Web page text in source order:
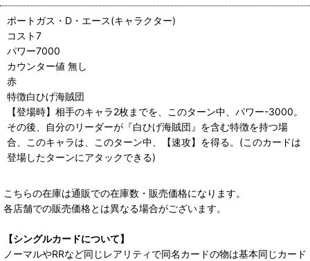
ポートガス・D・エース(キャラクター)
コスト7
パワー7000
カウンター値 無し
赤
特徴白ひげ海賊団
【登場時】相手のキャラ2枚までを、このターン中、パワー-3000。
その後、自分のリーダーが『白ひげ海賊団』を含む特徴を持つ場
合、このキャラは、このターン中、【速攻】を得る。(このカードは
登場したターンにアタックできる)
こちらの在庫は通販での在庫数・販売価格になります。
各店舗での販売価格とは異なる場合がございます。
【シングルカードについて】
ノーマルやRRなど同じレアリティで同名カードの物は基本同じカード